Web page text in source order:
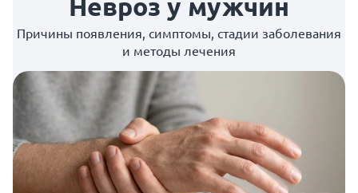
Невроз у мужчин
Причины появления, симптомы, стадии заболевания
и методы лечения